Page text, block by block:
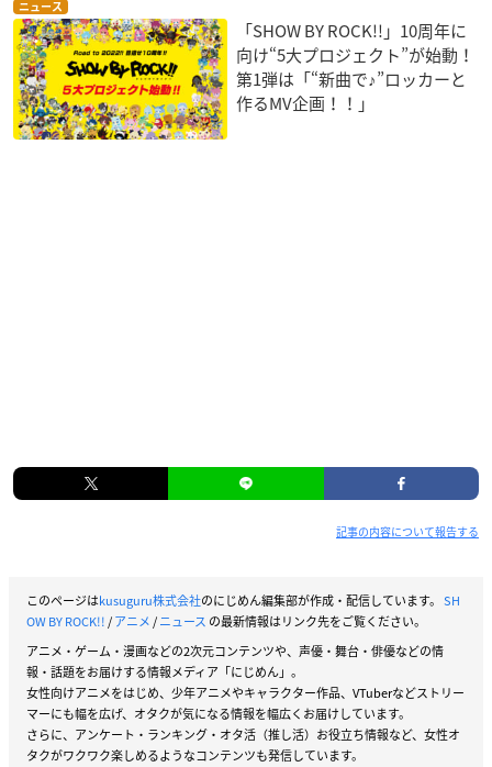
ニュース
「SHOW BY ROCK!!」10周年に
向け“5大プロジェクト”が始動！
第1弾は「“新曲で♪”ロッカーと
作るMV企画！！」
記事の内容について報告する
このページはkusuguru株式会社のにじめん編集部が作成・配信しています。 SH
OW BY ROCK!!/アニメ/ニュース の最新情報はリンク先をご覧ください。
アニメ・ゲーム・漫画などの2次元コンテンツや、声優・舞台・俳優などの情
報・話題をお届けする情報メディア「にじめん」。
女性向けアニメをはじめ、少年アニメやキャラクター作品、VTuberなどストリー
マーにも幅を広げ、オタクが気になる情報を幅広くお届けしています。
さらに、アンケート・ランキング・オタ活（推し活）お役立ち情報など、女性オ
タクがワクワク楽しめるようなコンテンツも発信しています。